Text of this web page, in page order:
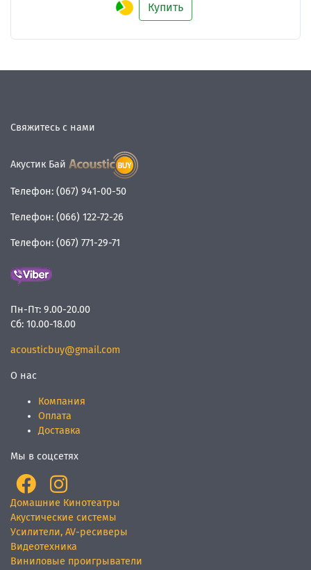
Купить
Свяжитесь с нами
Акустик Бай
Телефон: (067) 941-00-50
Телефон: (066) 122-72-26
Телефон: (067) 771-29-71
Пн-Пт: 9.00-20.00
Сб: 10.00-18.00
acousticbuy@gmail.com
О нас
Компания
Оплата
Доставка
Мы в соцсетях
Домашние Кинотеатры
Акустические системы
Усилители, AV-ресиверы
Видеотехника
Виниловые проигрыватели